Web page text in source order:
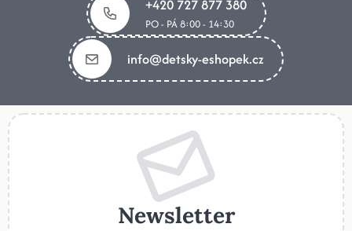
+420 727 877 380
PO - PÁ 8:00 - 14:30
info@detsky-eshopek.cz
Newsletter